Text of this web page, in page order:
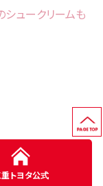
ュークリームも
トヨタ公式